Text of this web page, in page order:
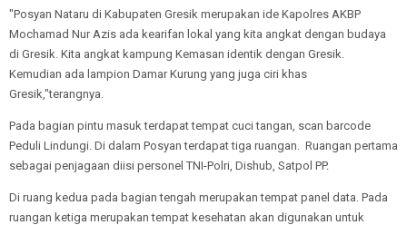
"Posyan Nataru di Kabupaten Gresik merupakan ide Kapolres AKBP
Mochamad Nur Azis ada kearifan lokal yang kita angkat dengan budaya
di Gresik. Kita angkat kampung Kemasan identik dengan Gresik.
Kemudian ada lampion Damar Kurung yang juga ciri khas
Gresik,"terangnya.
Pada bagian pintu masuk terdapat tempat cuci tangan, scan barcode
Peduli Lindungi. Di dalam Posyan terdapat tiga ruangan. Ruangan pertama
sebagai penjagaan diisi personel TNI-Polri, Dishub, Satpol PP.
Di ruang kedua pada bagian tengah merupakan tempat panel data. Pada
ruangan ketiga merupakan tempat kesehatan akan digunakan untuk